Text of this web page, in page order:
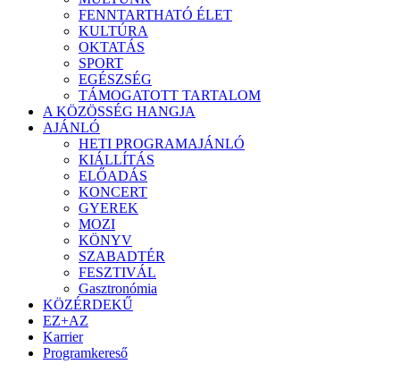
FENNTARTHATÓ ÉLET
KULTÚRA
OKTATÁS
SPORT
EGÉSZSÉG
TÁMOGATOTT TARTALOM
A KÖZÖSSÉG HANGJA
AJÁNLÓ
HETI PROGRAMAJÁNLÓ
KIÁLLÍTÁS
ELŐADÁS
KONCERT
GYEREK
MOZI
KÖNYV
SZABADTÉR
FESZTIVÁL
Gasztronómia
KÖZÉRDEKŰ
EZ+AZ
Karrier
Programkereső